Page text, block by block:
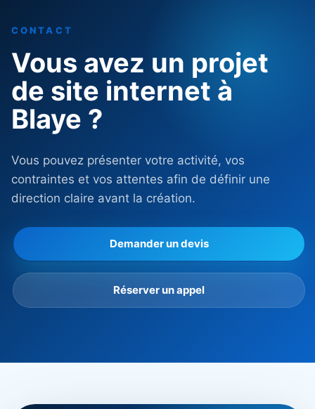
CONTACT
Vous avez un projet
de site internet à
Blaye ?
Vous pouvez présenter votre activité, vos
contraintes et vos attentes afin de définir une
direction claire avant la création.
Demander un devis
Réserver un appel